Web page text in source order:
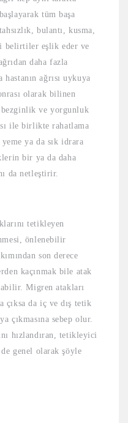
tüm başa
bulantı, kusma,
belirtiler eşlik eder ve
daha fazla
ağrısı uykuya
olarak bilinen
ve yorgunluk
ile birlikte rahatlama
ya da sık idrara
bir ya da daha
da netleştirir.
tetikleyen
önlenebilir
son derece
kaçınmak bile atak
Migren atakları
çıksa da iç ve dış tetik
çıkmasına sebep olur.
hızlandıran, tetikleyici
genel olarak şöyle